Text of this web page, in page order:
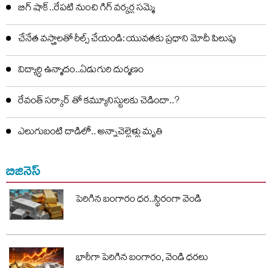
బిగ్ షాక్..రేపటి నుంచి గిగ్ వర్కర్ల సమ్మె
చేనేత వస్త్రాలతో రీల్స్ చేయండి: యువతకు ప్రధాని మోదీ పిలుపు
విద్యార్ధి ఉన్మాదం..ఏడుగురి దుర్మణం
రేవంత్ సర్కార్ తో కమ్యూనిస్టులకు చెడిందా..?
ఎలుగుబంటి దాడిలో.. అన్నాచెల్లెళ్లు మృతి
బిజినెస్
పెరిగిన బంగారం ధర..స్థిరంగా వెండి
భారీగా పెరిగిన బంగారం, వెండి ధరలు